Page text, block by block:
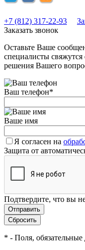
+7 (812) 317-22-93
Заказать звонок
Оставьте Ваше
специалисты
решения Вашего
Ваш телефон*
Ваше имя
Я согласен на
Защита от
Подтвердите, что вы
* - Поля, обязательные